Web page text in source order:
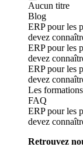
Aucun titre
Blog
ERP pour les
devez
ERP pour les
devez
ERP pour les
devez
Les
FAQ
ERP pour les
devez
Retrouvez